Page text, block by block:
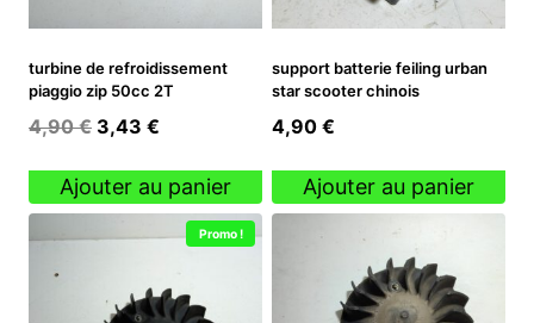
turbine de refroidissement
piaggio zip 50cc 2T
4,90€ Le
initial
était :
4,90 €.
3,43 €
actuel
est :
3,43 €.
Ajouter au panier
support batterie feiling urban
star scooter chinois
4,90 €
Ajouter au panier
Promo !